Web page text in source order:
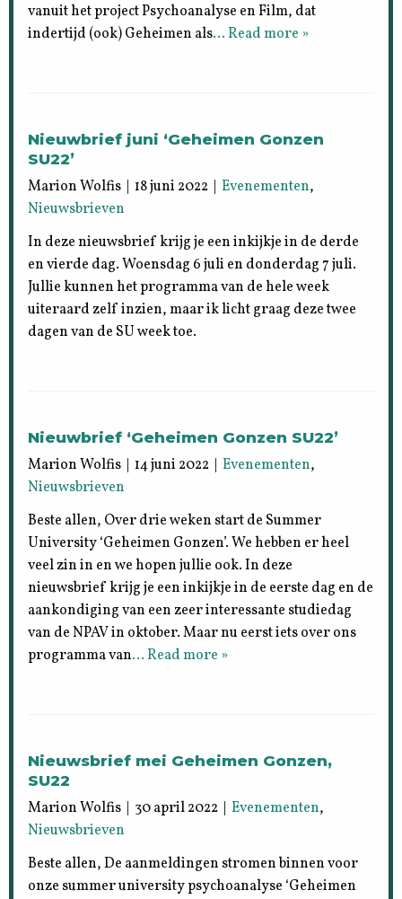
vanuit het project Psychoanalyse en Film, dat
indertijd (ook) Geheimen als… Read more »
Nieuwbrief juni ‘Geheimen Gonzen
SU22’
Marion Wolfis | 18 juni 2022 |Evenementen,
Nieuwsbrieven
In deze nieuwsbrief krijg je een inkijkje in de derde
en vierde dag. Woensdag 6 juli en donderdag 7 juli.
Jullie kunnen het programma van de hele week
uiteraard zelf inzien, maar ik licht graag deze twee
dagen van de SU week toe.
Nieuwbrief ‘Geheimen Gonzen SU22’
Marion Wolfis | 14 juni 2022 |Evenementen,
Nieuwsbrieven
Beste allen, Over drie weken start de Summer
University ‘Geheimen Gonzen’. We hebben er heel
veel zin in en we hopen jullie ook. In deze
nieuwsbrief krijg je een inkijkje in de eerste dag en de
aankondiging van een zeer interessante studiedag
van de NPAV in oktober. Maar nu eerst iets over ons
programma van… Read more »
Nieuwsbrief mei Geheimen Gonzen,
SU22
Marion Wolfis | 30 april 2022 |Evenementen,
Nieuwsbrieven
Beste allen, De aanmeldingen stromen binnen voor
onze summer university psychoanalyse ‘Geheimen